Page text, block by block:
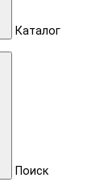
Каталог
Поиск